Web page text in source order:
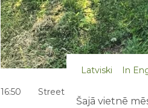
16:50 Street Warriors
Latviski In
Šajā vietnē